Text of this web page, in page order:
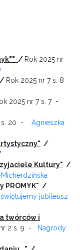
/ Rok 2025 nr
/ Rok 2025 nr 7 s. 8
2025 nr 7 s. 7 -
s. 20 - Agnieszka
/
Kultury" /
/
jubileusz
twórców i
2 s. 9 -
Nagrody